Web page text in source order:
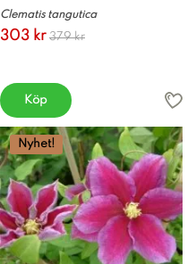
Clematis tangutica
303 kr 379 kr
Köp
Nyhet!